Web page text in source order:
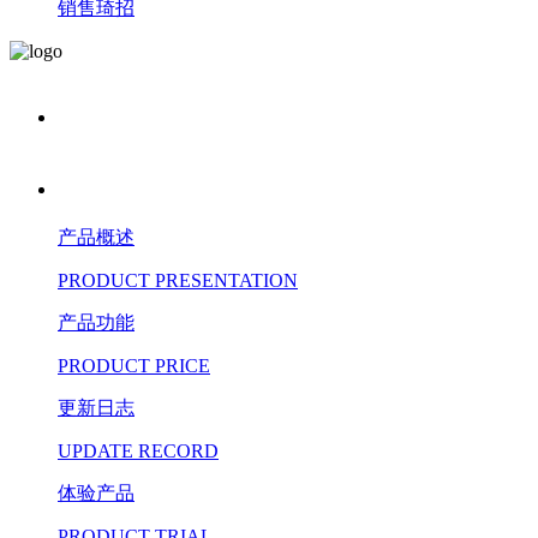
销售琦招
产品概述
PRODUCT PRESENTATION
产品功能
PRODUCT PRICE
更新日志
UPDATE RECORD
体验产品